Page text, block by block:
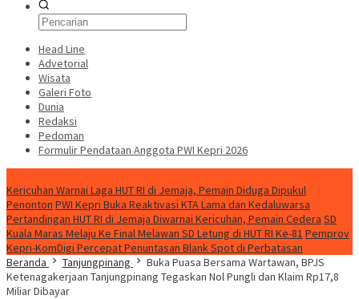
Head Line
Advetorial
Wisata
Galeri Foto
Dunia
Redaksi
Pedoman
Formulir Pendataan Anggota PWI Kepri 2026
Kericuhan Warnai Laga HUT RI di Jemaja, Pemain Diduga Dipukul
Penonton PWI Kepri Buka Reaktivasi KTA Lama dan Kedaluwarsa
Pertandingan HUT RI di Jemaja Diwarnai Kericuhan, Pemain Cedera SD
Kuala Maras Melaju Ke Final Melawan SD Letung di HUT RI Ke-81 Pemprov
Kepri-KomDigi Percepat Penuntasan Blank Spot di Perbatasan
Beranda
Tanjungpinang
Buka Puasa Bersama Wartawan, BPJS
Ketenagakerjaan Tanjungpinang Tegaskan Nol Pungli dan Klaim Rp17,8
Miliar Dibayar